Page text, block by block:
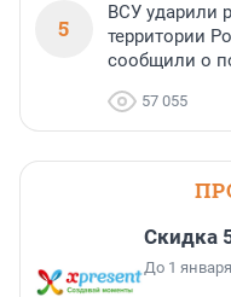
5
ВСУ ударили
территории
сообщили о
57 055
Скидка
До 1